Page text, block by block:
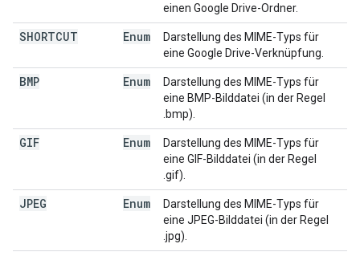
einen Google Drive-Ordner.
SHORTCUT Enum
Darstellung des MIME-Typs für
eine Google Drive-Verknüpfung.
BMP Enum
Darstellung des MIME-Typs für
eine BMP-Bilddatei (in der Regel
.bmp).
GIF Enum
Darstellung des MIME-Typs für
eine GIF-Bilddatei (in der Regel
.gif).
JPEG Enum
Darstellung des MIME-Typs für
eine JPEG-Bilddatei (in der Regel
.jpg).